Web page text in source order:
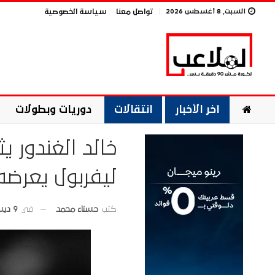
السبت, 8 أغسطس 2026 تواصل معنا سياسة الخصوصية
آخر الأخبار انتقالات دوريات وبطولات
خالد
ليفربول يعرضه
كتب حسناء محمد في 9 ديسمبر 2025